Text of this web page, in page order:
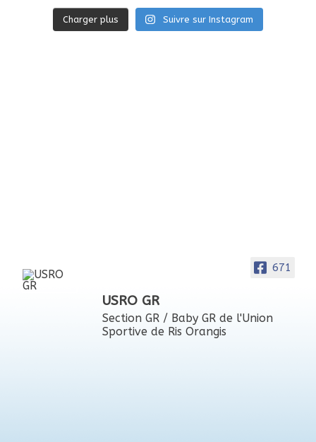
Charger plus Suivre sur Instagram
671
USRO GR
Section GR / Baby GR de l'Union
Sportive de Ris Orangis